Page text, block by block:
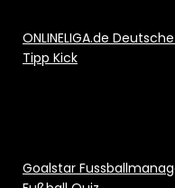
ONLINELIGA.de
Tipp Kick
Goalstar